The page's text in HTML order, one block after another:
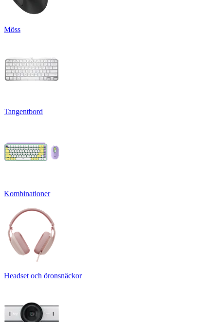
Möss
Tangentbord
Kombinationer
Headset och öronsnäckor